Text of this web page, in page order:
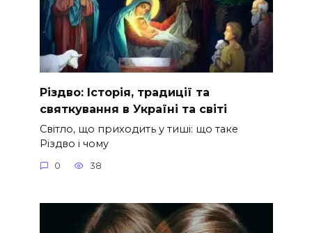
Різдво: Історія, традиції та
святкування в Україні та світі
Світло, що приходить у тиші: що таке
Різдво і чому
0 38